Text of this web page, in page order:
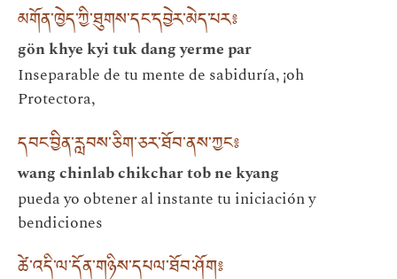
མགོན་ཁྱེད་ཀྱི་ཐུགས་དང་དབྱེར་མེད་པར༔
gön khye kyi tuk dang yerme par
Inseparable de tu mente de sabiduría, ¡oh
Protectora,
དབང་བྱིན་རླབས་ཅིག་ཅར་ཐོབ་ནས་ཀྱང༔
wang chinlab chikchar tob ne kyang
pueda yo obtener al instante tu iniciación y
bendiciones
ཚེ་འདི་ལ་དོན་གཉིས་དཔལ་ཐོབ་ཤོག༔